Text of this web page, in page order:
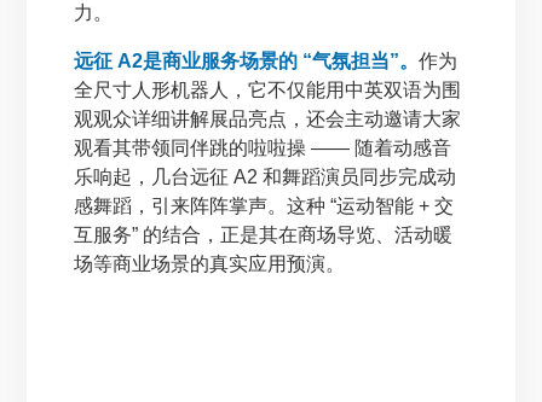
力。
远征 A2是商业服务场景的 “气氛担当”。作为
全尺寸人形机器人，它不仅能用中英双语为围
观观众详细讲解展品亮点，还会主动邀请大家
观看其带领同伴跳的啦啦操 —— 随着动感音
乐响起，几台远征 A2 和舞蹈演员同步完成动
感舞蹈，引来阵阵掌声。这种 “运动智能 + 交
互服务” 的结合，正是其在商场导览、活动暖
场等商业场景的真实应用预演。